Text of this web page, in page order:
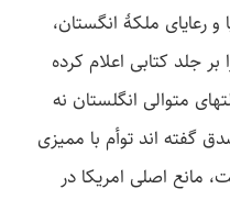
و رعایای ملکۀ انگستان،
28 مرداد را بر جلد کتابی اعلام کرده
متوالی انگلستان نه
گفته­ اند توأم با ممیزی
مانع اصلی امریکا در